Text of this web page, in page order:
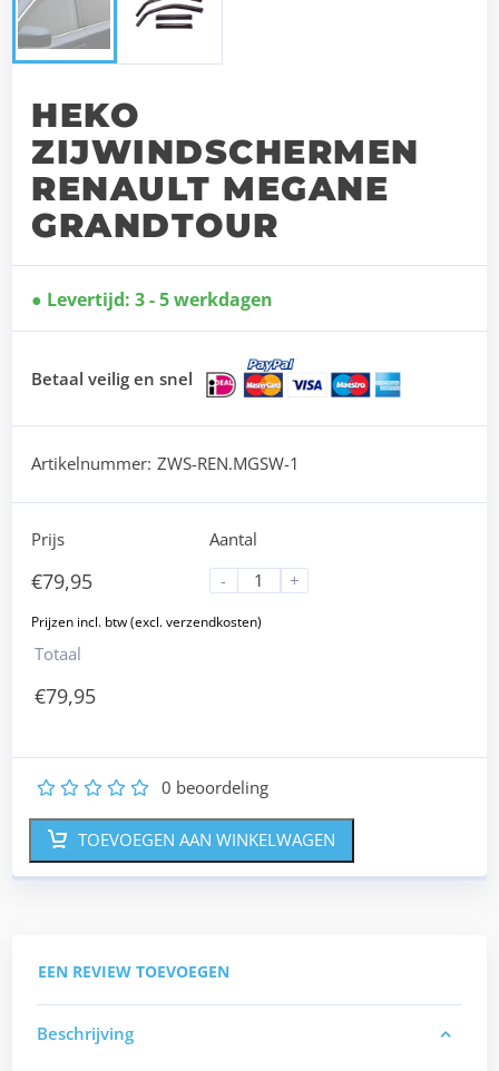
HEKO
ZIJWINDSCHERMEN
RENAULT MEGANE
GRANDTOUR
Levertijd: 3 - 5 werkdagen
Betaal veilig en snel
Artikelnummer: ZWS-REN.MGSW-1
Prijs
€79,95
Aantal
-
+
Totaal
€79,95
5
4
3
2 0 beoordeling
TOEVOEGEN AAN WINKELWAGEN
EEN REVIEW TOEVOEGEN
Beschrijving